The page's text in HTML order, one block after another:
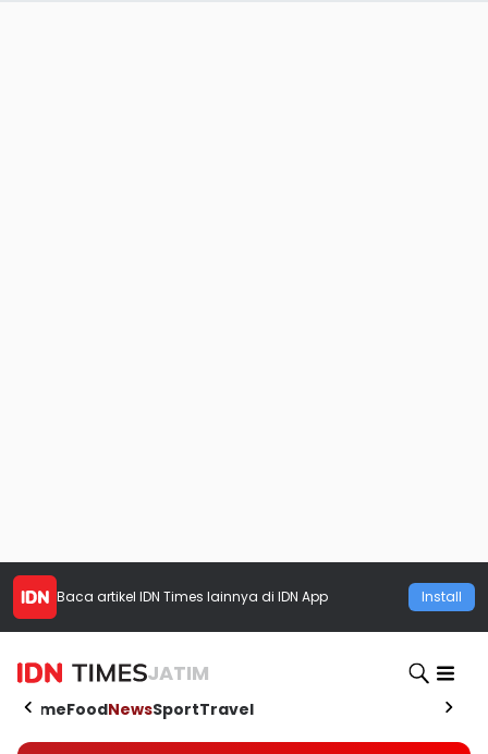
Baca artikel IDN Times lainnya di IDN App Install
JATIM
HomeFoodNewsSportTravel